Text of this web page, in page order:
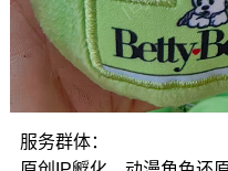
服务群体：